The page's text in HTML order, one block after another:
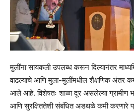
मुलींना सायकली उपलब्ध करून दिल्यानंतर
वाढल्याचे आणि मुला-मुलींमधील शैक्षणिक अंतर
आले आहे. विशेषतः शाळा दूर असलेल्या ग्रामीण
आणि सुरक्षिततेशी संबंधित अडथळे कमी करणारे